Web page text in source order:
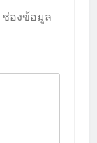
ช่องข้อมูล